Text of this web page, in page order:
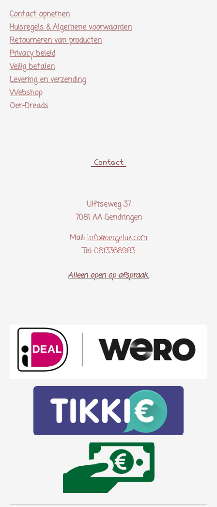
Contact opnemen
Huisregels & Algemene voorwaarden
Retourneren van producten
Privacy beleid
Veilig betalen
Levering en verzending
Webshop
Oer-Dreads
Contact
Ulftseweg 37
7081 AA Gendringen
Mail: Info@oergeluk.com
Tel: 0613366983
Alleen open op afspraak..